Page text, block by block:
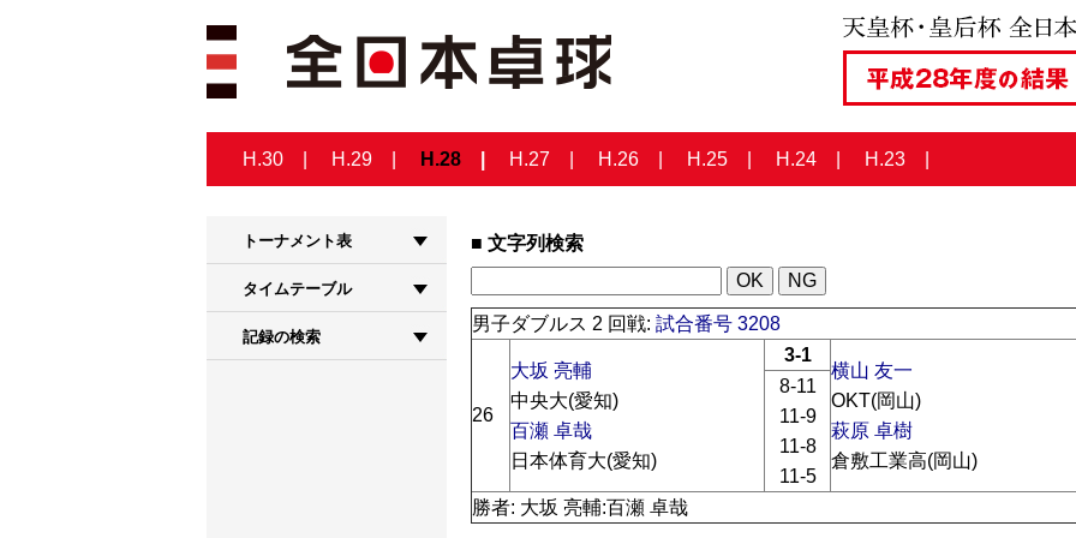
H.30 H.29 H.28 H.27 H.26 H.25 H.24 H.23
トーナメント表
タイムテーブル
記録の検索
文字列検索
男子ダブルス 2 回戦: 試合番号 3208
26
大坂 亮輔
中央大(愛知)
百瀬 卓哉
日本体育大(愛知)
3-1
横山 友一
OKT(岡山)
萩原 卓樹
倉敷工業高(岡山)
8-11
11-9
11-8
11-5
勝者: 大坂 亮輔:百瀬 卓哉